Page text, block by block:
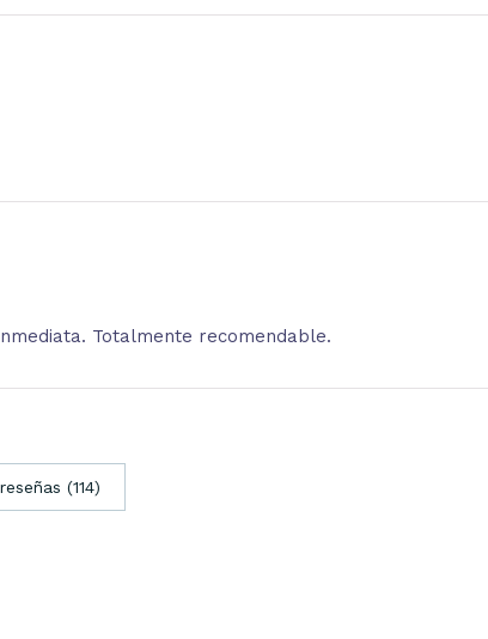
Totalmente recomendable.
(114)